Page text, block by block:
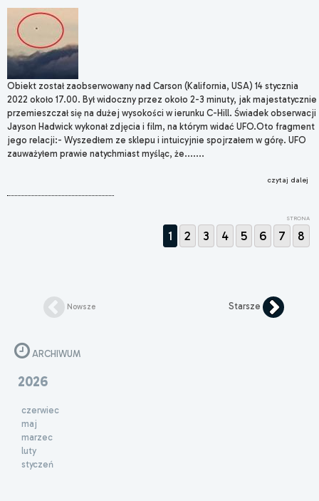
Obiekt został zaobserwowany nad Carson (Kalifornia, USA) 14 stycznia
2022 około 17.00. Był widoczny przez około 2-3 minuty, jak majestatycznie
przemieszczał się na dużej wysokości w ierunku C-Hill. Świadek obserwacji
Jayson Hadwick wykonał zdjęcia i film, na którym widać UFO.Oto fragment
jego relacji:- Wyszedłem ze sklepu i intuicyjnie spojrzałem w górę. UFO
zauważyłem prawie natychmiast myśląc, że.......
czytaj dalej
STRONA
1 2 3 4 5 6 7 8
Nowsze Starsze
ARCHIWUM
2026
czerwiec
maj
marzec
luty
styczeń